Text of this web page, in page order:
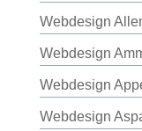
Webdesign
Webdesign
Webdesign
Webdesign